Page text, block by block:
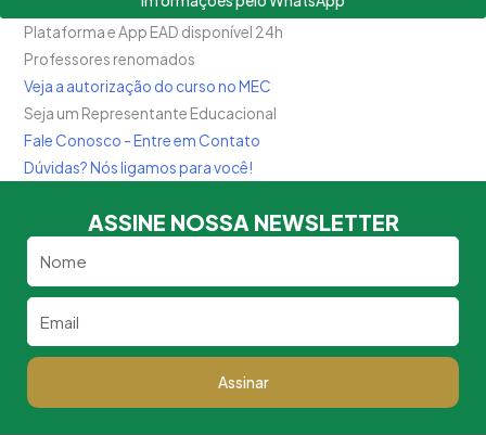
Plataforma e App EAD disponível 24h
Professores renomados
Veja a autorização do curso no MEC
Seja um Representante Educacional
Fale Conosco - Entre em Contato
Dúvidas? Nós ligamos para você!
ASSINE NOSSA NEWSLETTER
Assinar